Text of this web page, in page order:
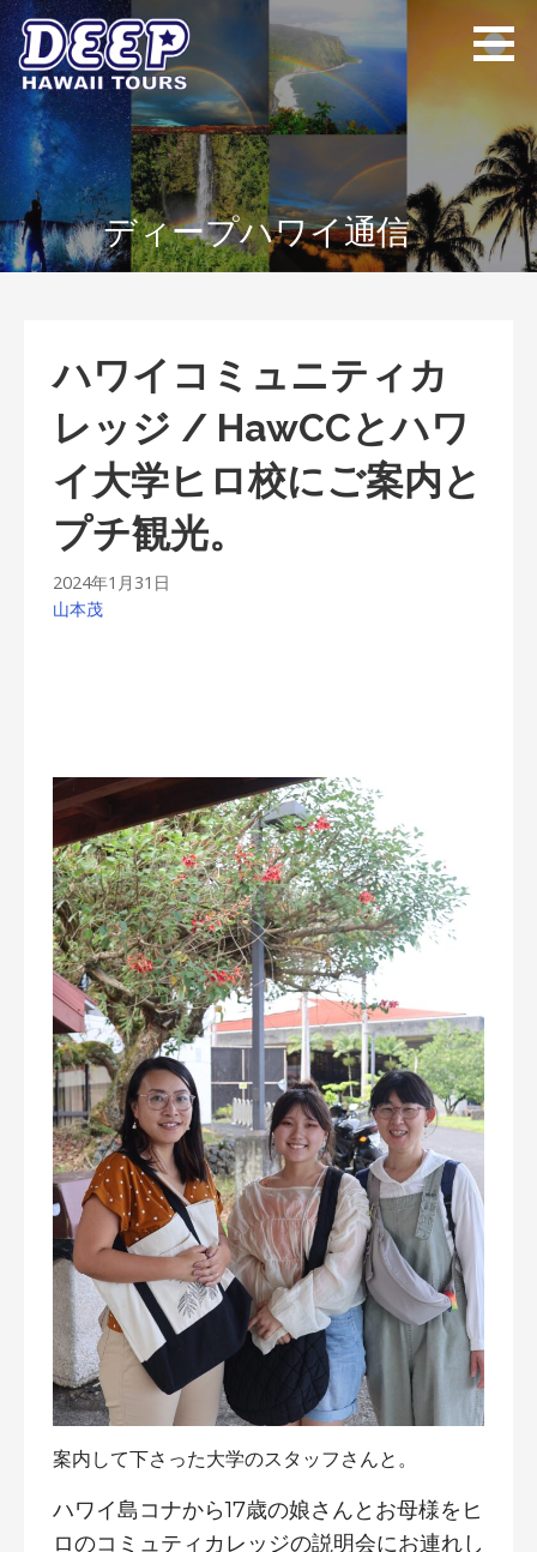
Skip
to
content
ディープ ハワイ
ツアーズ
ハワイ島のプライベー
トツアー
ディープハワイ通信
ハワイコミュニティカ
レッジ / HawCCとハワ
イ大学ヒロ校にご案内と
プチ観光。
2024年1月31日
山本茂
案内して下さった大学のスタッフさんと。
ハワイ島コナから17歳の娘さんとお母様をヒ
ロのコミュティカレッジの説明会にお連れし